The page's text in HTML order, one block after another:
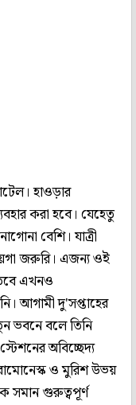
হাওড়ার
করা হবে। যেহেতু
বেশি। যাত্রী
জরুরি। এজন্য ওই
এখনও
আগামী দু'সপ্তাহের
ভবনে বলে তিনি
অবিচ্ছেদ্য
ও মুরিশ উভয়
সমান গুরুত্বপূর্ণ